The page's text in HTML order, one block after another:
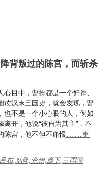
背叛过的陈宫，而斩杀
目中，曹操都是一个奸诈、
读汉末三国史，就会发现，曹
也不是一个小心眼的人，例如
开，他说“彼自为其主”，不
陈宫，他不但不痛恨……更
布,劝降,兖州,麾下,三国演